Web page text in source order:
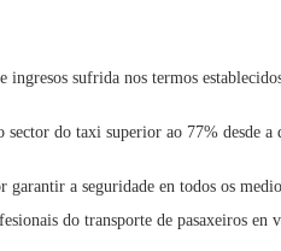
sufrida nos termos
do taxi superior ao 77% desde a
a seguridade en todos os
do transporte de pasaxeiros en